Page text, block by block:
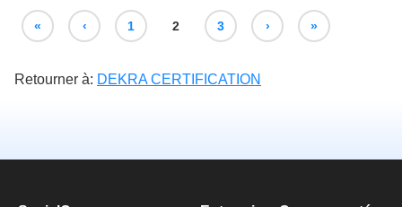
« ‹ 1 2 3 › »
Retourner à: DEKRA CERTIFICATION